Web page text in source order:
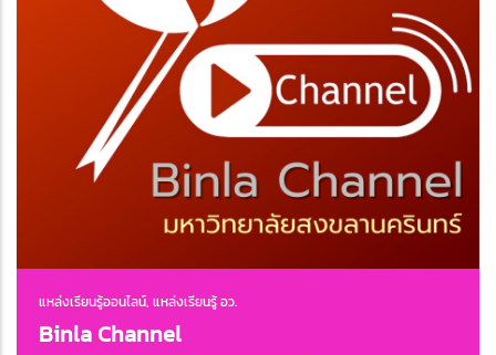
แหล่งเรียนรู้ออนไลน์, แหล่งเรียนรู้ อว.
Binla Channel